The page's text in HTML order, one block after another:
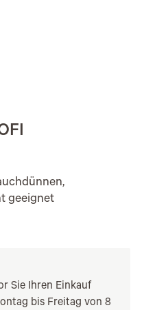
geeignet
Sie Ihren Einkauf
bis Freitag von 8